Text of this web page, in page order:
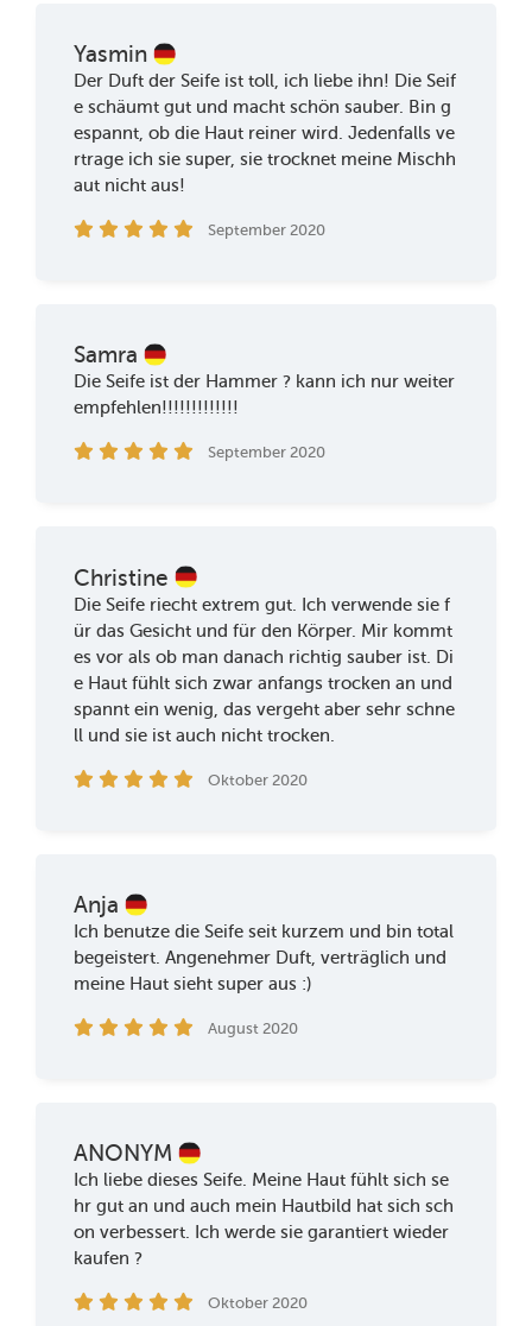
Yasmin
Der Duft der Seife ist toll, ich liebe ihn! Die Seif
e schäumt gut und macht schön sauber. Bin g
espannt, ob die Haut reiner wird. Jedenfalls ve
rtrage ich sie super, sie trocknet meine Mischh
aut nicht aus!
September 2020
Samra
Die Seife ist der Hammer ? kann ich nur weiter
empfehlen!!!!!!!!!!!!!
September 2020
Christine
Die Seife riecht extrem gut. Ich verwende sie f
ür das Gesicht und für den Körper. Mir kommt
es vor als ob man danach richtig sauber ist. Di
e Haut fühlt sich zwar anfangs trocken an und
spannt ein wenig, das vergeht aber sehr schne
ll und sie ist auch nicht trocken.
Oktober 2020
Anja
Ich benutze die Seife seit kurzem und bin total
begeistert. Angenehmer Duft, verträglich und
meine Haut sieht super aus :)
August 2020
ANONYM
Ich liebe dieses Seife. Meine Haut fühlt sich se
hr gut an und auch mein Hautbild hat sich sch
on verbessert. Ich werde sie garantiert wieder
kaufen ?
Oktober 2020